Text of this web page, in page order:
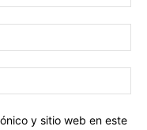
y sitio web en este